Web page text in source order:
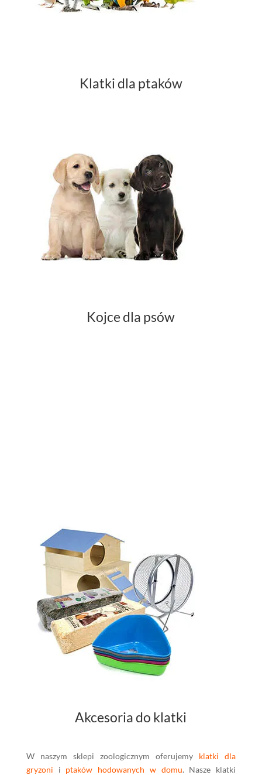
Klatki dla ptaków
Kojce dla psów
Akcesoria do klatki
W naszym sklepi zoologicznym oferujemy klatki dla
gryzoni i ptaków hodowanych w domu. Nasze klatki